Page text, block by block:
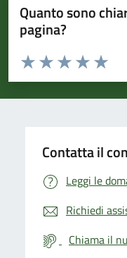
Quanto sono
pagina?
Valuta da 1 a 5 stelle la
Valuta
Valuta 4
Valuta 3 stelle
Valuta 2 stelle su 5
Valuta 1 stelle su 5
Contatta il
Leggi le
Richiedi
Chiama il